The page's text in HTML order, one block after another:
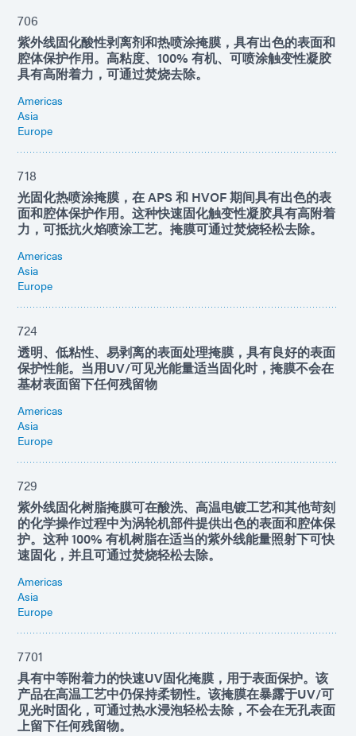
706
紫外线固化酸性剥离剂和热喷涂掩膜，具有出色的表面和
腔体保护作用。高粘度、100% 有机、可喷涂触变性凝胶
具有高附着力，可通过焚烧去除。
Americas
Asia
Europe
718
光固化热喷涂掩膜，在 APS 和 HVOF 期间具有出色的表
面和腔体保护作用。这种快速固化触变性凝胶具有高附着
力，可抵抗火焰喷涂工艺。掩膜可通过焚烧轻松去除。
Americas
Asia
Europe
724
透明、低粘性、易剥离的表面处理掩膜，具有良好的表面
保护性能。当用UV/可见光能量适当固化时，掩膜不会在
基材表面留下任何残留物
Americas
Asia
Europe
729
紫外线固化树脂掩膜可在酸洗、高温电镀工艺和其他苛刻
的化学操作过程中为涡轮机部件提供出色的表面和腔体保
护。这种 100% 有机树脂在适当的紫外线能量照射下可快
速固化，并且可通过焚烧轻松去除。
Americas
Asia
Europe
7701
具有中等附着力的快速UV固化掩膜，用于表面保护。该
产品在高温工艺中仍保持柔韧性。该掩膜在暴露于UV/可
见光时固化，可通过热水浸泡轻松去除，不会在无孔表面
上留下任何残留物。